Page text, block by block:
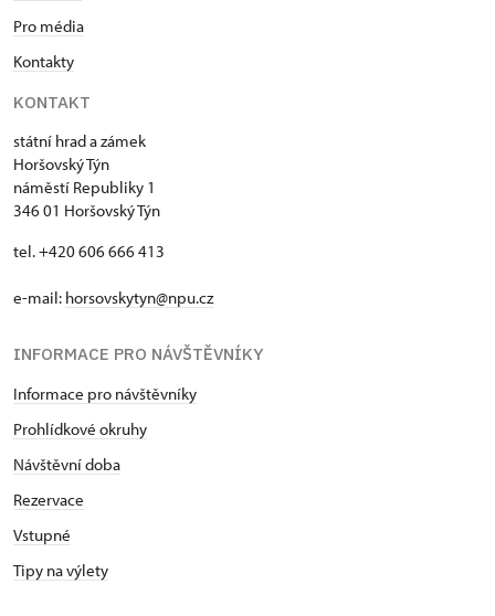
Pro média
Kontakty
KONTAKT
státní hrad a zámek
Horšovský Týn
náměstí Republiky 1
346 01 Horšovský Týn
tel. +420 606 666 413
e-mail: horsovskytyn@npu.cz
INFORMACE PRO NÁVŠTĚVNÍKY
Informace pro návštěvníky
Prohlídkové okruhy
Návštěvní doba
Rezervace
Vstupné
Tipy na výlety